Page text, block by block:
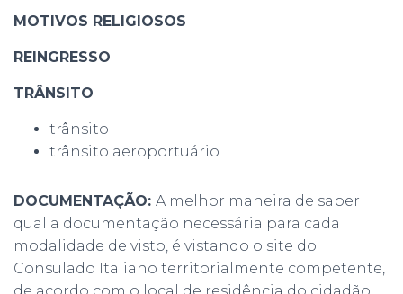
MOTIVOS RELIGIOSOS
REINGRESSO
TRÂNSITO
trânsito
trânsito aeroportuário
DOCUMENTAÇÃO: A melhor maneira de saber
qual a documentação necessária para cada
modalidade de visto, é vistando o site do
Consulado Italiano territorialmente competente,
de acordo com o local de residência do cidadão